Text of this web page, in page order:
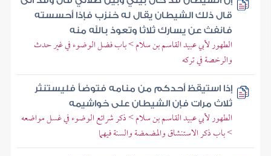
قال ذلك الشيطان يقال له خنزب فإذا أحسسته
فانفث عن يسارك ثلاثا وتعوذ بالله منه
الطهور لأبي عبيد القاسم بن سلام > باب فضل الوضوء في غير حدث
والرخصة في تركه
إذا استيقظ أحدكم من منامه فتوضأ فليستنثر
ثلاث مرات فإن الشيطان على خواشيمه
الطهور لأبي عبيد القاسم بن سلام > ذكر شرائع الوضوء في غسل مواضعه
> باب ذكر الاستنشاق والمضمضة والسنة فيهما